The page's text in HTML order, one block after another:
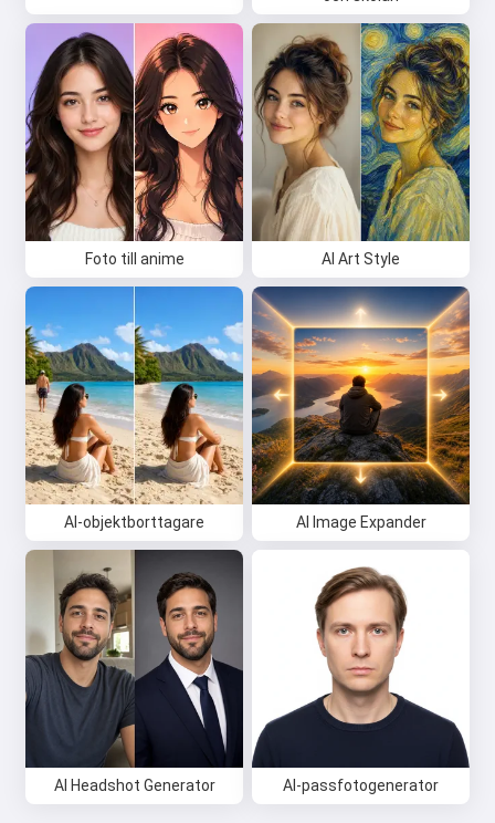
Foto till anime AI Art Style
AI-objektborttagare AI Image Expander
AI Headshot Generator AI-passfotogenerator